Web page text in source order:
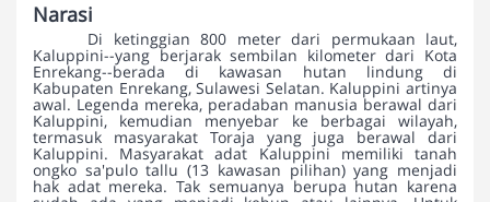
Narasi
Di ketinggian 800 meter dari permukaan laut,
Kaluppini--yang berjarak sembilan kilometer dari Kota
Enrekang--berada di kawasan hutan lindung di
Kabupaten Enrekang, Sulawesi Selatan. Kaluppini artinya
awal. Legenda mereka, peradaban manusia berawal dari
Kaluppini, kemudian menyebar ke berbagai wilayah,
termasuk masyarakat Toraja yang juga berawal dari
Kaluppini. Masyarakat adat Kaluppini memiliki tanah
ongko sa'pulo tallu (13 kawasan pilihan) yang menjadi
hak adat mereka. Tak semuanya berupa hutan karena